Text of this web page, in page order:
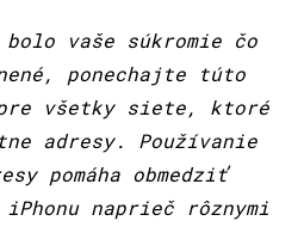
vaše súkromie čo
ponechajte túto
pre všetky siete, ktoré
adresy. Používanie
pomáha obmedziť
naprieč rôznymi